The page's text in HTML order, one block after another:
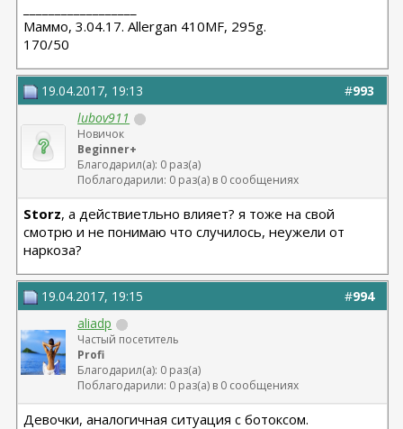
Маммо, 3.04.17. Allergan 410MF, 295g.
170/50
#993
19.04.2017, 19:13
lubov911
Новичок
Beginner+
Благодарил(а): 0 раз(а)
Поблагодарили: 0 раз(а) в 0 сообщениях
Storz, а действиетльно влияет? я тоже на свой
смотрю и не понимаю что случилось, неужели от
наркоза?
#994
19.04.2017, 19:15
aliadp
Частый посетитель
Profi
Благодарил(а): 0 раз(а)
Поблагодарили: 0 раз(а) в 0 сообщениях
Девочки, аналогичная ситуация с ботоксом.